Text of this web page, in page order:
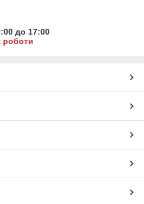
до 17:00
роботи